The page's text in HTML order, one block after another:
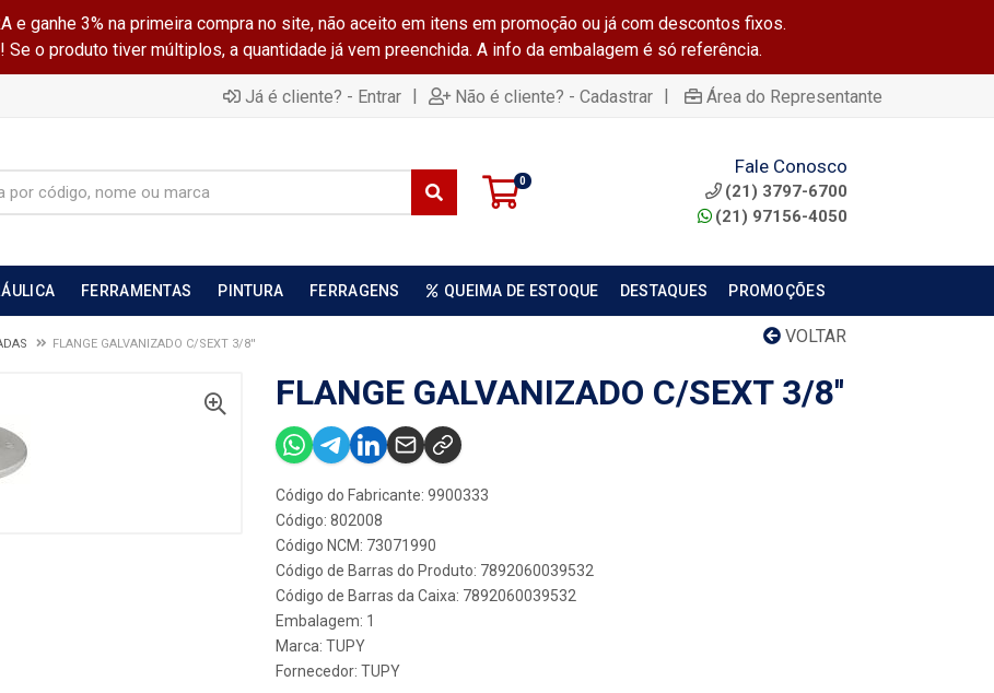
e ganhe 3% na primeira compra no site, não aceito em itens em promoção ou já com descontos fixos.
o produto tiver múltiplos, a quantidade já vem preenchida. A info da embalagem é só referência.
Já é cliente? - Entrar | Não é cliente? - Cadastrar | Área do Representante
0
Fale Conosco
(21) 3797-6700
(21) 97156-4050
FERRAMENTAS PINTURA FERRAGENS QUEIMA DE ESTOQUE DESTAQUES PROMOÇÕES
VOLTAR
FLANGE GALVANIZADO C/SEXT 3/8''
FLANGE GALVANIZADO C/SEXT 3/8''
Código do Fabricante: 9900333
Código: 802008
Código NCM: 73071990
Código de Barras do Produto: 7892060039532
Código de Barras da Caixa: 7892060039532
Embalagem: 1
Marca: TUPY
Fornecedor: TUPY